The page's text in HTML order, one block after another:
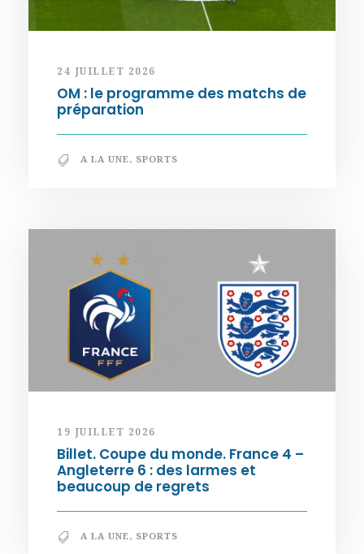
24 JUILLET 2026
OM : le programme des matchs de
préparation
A LA UNE, SPORTS
19 JUILLET 2026
Billet. Coupe du monde. France 4 –
Angleterre 6 : des larmes et
beaucoup de regrets
A LA UNE, SPORTS